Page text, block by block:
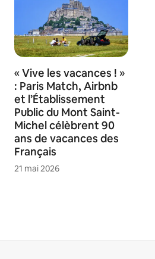
« Vive les vacances ! »
: Paris Match, Airbnb
et l’Établissement
Public du Mont Saint-
Michel célèbrent 90
ans de vacances des
Français
21 mai 2026